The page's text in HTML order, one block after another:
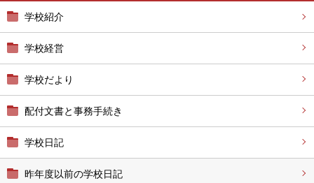
学校紹介
学校経営
学校だより
配付文書と事務手続き
学校日記
昨年度以前の学校日記